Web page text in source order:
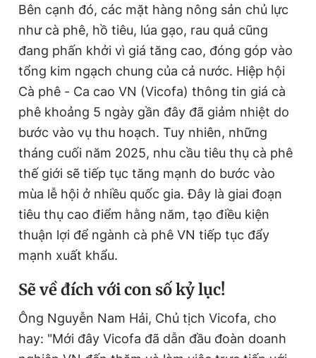
Bên cạnh đó, các mặt hàng nông sản chủ lực
như cà phê, hồ tiêu, lúa gạo, rau quả cũng
đang phấn khởi vì giá tăng cao, đóng góp vào
tổng kim ngạch chung của cả nước. Hiệp hội
Cà phê - Ca cao VN (Vicofa) thông tin giá cà
phê khoảng 5 ngày gần đây đã giảm nhiệt do
bước vào vụ thu hoạch. Tuy nhiên, những
tháng cuối năm 2025, nhu cầu tiêu thụ cà phê
thế giới sẽ tiếp tục tăng mạnh do bước vào
mùa lễ hội ở nhiều quốc gia. Đây là giai đoạn
tiêu thụ cao điểm hằng năm, tạo điều kiện
thuận lợi để ngành cà phê VN tiếp tục đẩy
mạnh xuất khẩu.
Sẽ về đích với con số kỷ lục!
Ông Nguyễn Nam Hải, Chủ tịch Vicofa, cho
hay: "Mới đây Vicofa đã dẫn đầu đoàn doanh